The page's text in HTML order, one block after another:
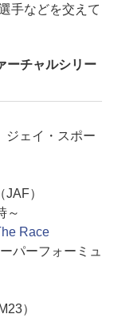
手などを交えて
ーチャルシリー
ジェイ・スポー
）
～
Race
パーフォーミュ
）